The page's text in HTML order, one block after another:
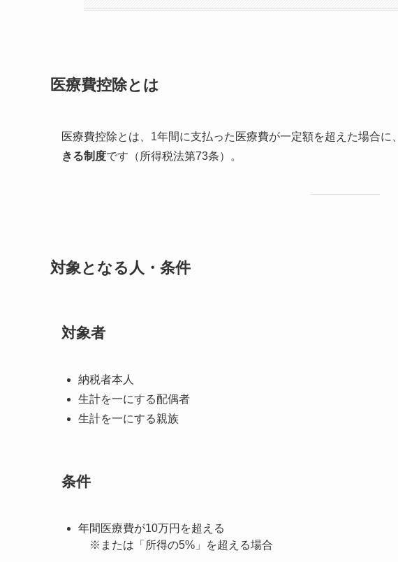
医療費控除とは
医療費控除とは、1年間に支払った医療費が一定額を超えた場合に、
きる制度です（所得税法第73条）。
対象となる人・条件
対象者
納税者本人
生計を一にする配偶者
生計を一にする親族
条件
年間医療費が10万円を超える
※または「所得の5%」を超える場合